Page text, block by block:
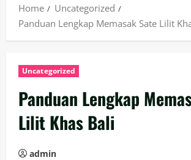
Home
Uncategorized
Panduan Lengkap Memasak Sate Lilit
Uncategorized
Panduan Lengkap
Lilit Khas Bali
admin